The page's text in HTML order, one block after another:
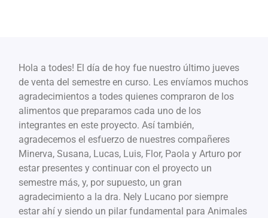
Hola a todes! El día de hoy fue nuestro último jueves
de venta del semestre en curso. Les envíamos muchos
agradecimientos a todes quienes compraron de los
alimentos que preparamos cada uno de los
integrantes en este proyecto. Así también,
agradecemos el esfuerzo de nuestres compañeres
Minerva, Susana, Lucas, Luis, Flor, Paola y Arturo por
estar presentes y continuar con el proyecto un
semestre más, y, por supuesto, un gran
agradecimiento a la dra. Nely Lucano por siempre
estar ahí y siendo un pilar fundamental para Animales